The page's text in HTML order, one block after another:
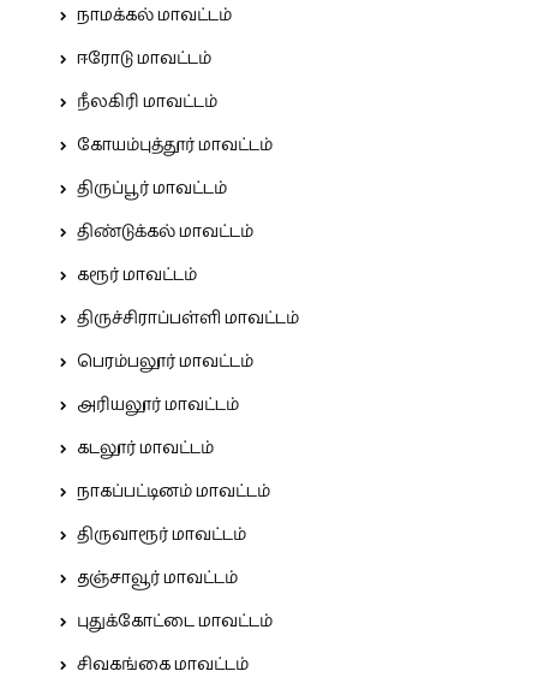
நாமக்கல் மாவட்டம்
ஈரோடு மாவட்டம்
நீலகிரி மாவட்டம்
கோயம்புத்தூர் மாவட்டம்
திருப்பூர் மாவட்டம்
திண்டுக்கல் மாவட்டம்
கரூர் மாவட்டம்
திருச்சிராப்பள்ளி மாவட்டம்
பெரம்பலூர் மாவட்டம்
அரியலூர் மாவட்டம்
கடலூர் மாவட்டம்
நாகப்பட்டினம் மாவட்டம்
திருவாரூர் மாவட்டம்
தஞ்சாவூர் மாவட்டம்
புதுக்கோட்டை மாவட்டம்
சிவகங்கை மாவட்டம்